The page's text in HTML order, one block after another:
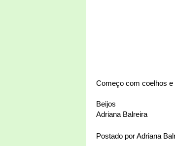
Começo com coelhos
Beijos
Adriana Balreira
Postado porAdriana